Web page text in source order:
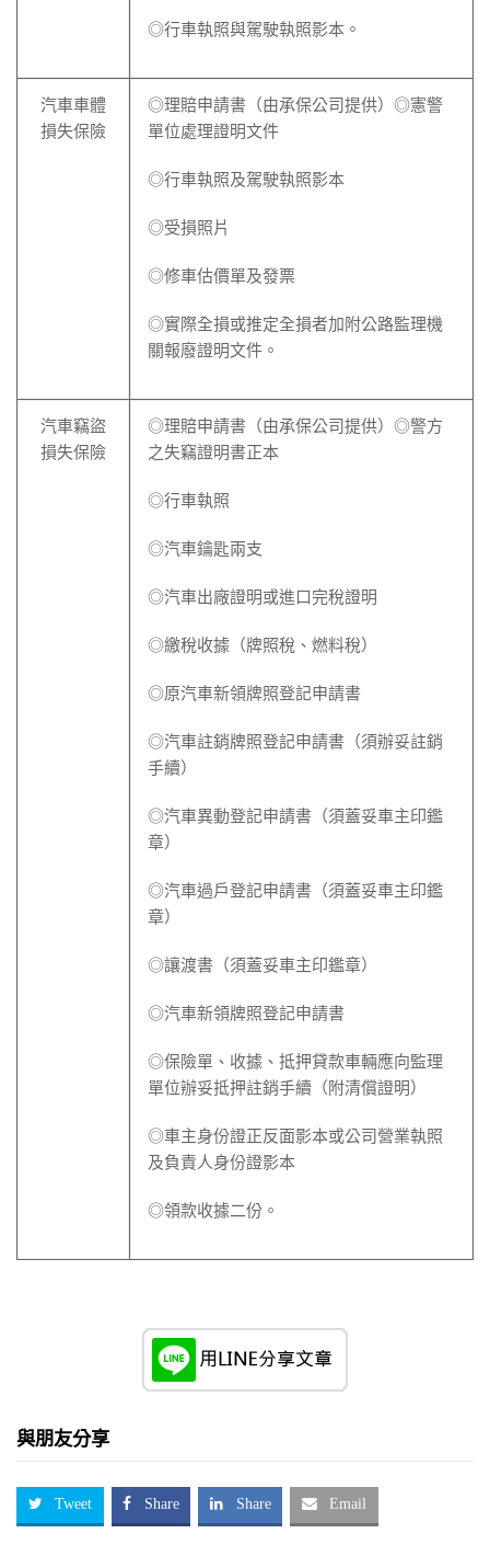
◎行車執照與駕駛執照影本。
汽車車體
損失保險
◎理賠申請書（由承保公司提供）◎憲警
單位處理證明文件
◎行車執照及駕駛執照影本
◎受損照片
◎修車估價單及發票
◎實際全損或推定全損者加附公路監理機
關報廢證明文件。
汽車竊盜
損失保險
◎理賠申請書（由承保公司提供）◎警方
之失竊證明書正本
◎行車執照
◎汽車鑰匙兩支
◎汽車出廠證明或進口完稅證明
◎繳稅收據（牌照稅、燃料稅）
◎原汽車新領牌照登記申請書
◎汽車註銷牌照登記申請書（須辦妥註銷
手續）
◎汽車異動登記申請書（須蓋妥車主印鑑
章）
◎汽車過戶登記申請書（須蓋妥車主印鑑
章）
◎讓渡書（須蓋妥車主印鑑章）
◎汽車新領牌照登記申請書
◎保險單、收據、抵押貸款車輛應向監理
單位辦妥抵押註銷手續（附清償證明）
◎車主身份證正反面影本或公司營業執照
及負責人身份證影本
◎領款收據二份。
與朋友分享
Tweet Share Share Email